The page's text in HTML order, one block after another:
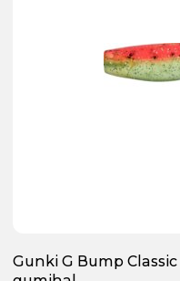
Gunki G Bump